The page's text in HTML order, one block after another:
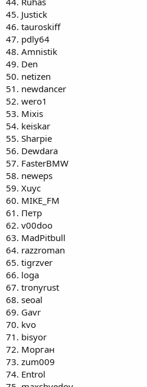
45. Justick
46. tauroskiff
47. pdly64
48. Amnistik
49. Den
50. netizen
51. newdancer
52. wero1
53. Mixis
54. keiskar
55. Sharpie
56. Dewdara
57. FasterBMW
58. neweps
59. Хuyc
60. MIKE_FM
61. Петр
62. v00doo
63. MadPitbull
64. razzroman
65. tigrzver
66. loga
67. tronyrust
68. seoal
69. Gavr
70. kvo
71. bisyor
72. Морган
73. zum009
74. Entrol